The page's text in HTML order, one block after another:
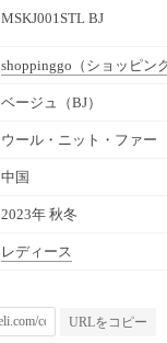
MSKJ001STL BJ
shoppinggo （ショッピン
ベージュ（BJ）
ウール・ニット・ファー
中国
2023年 秋冬
レディース
URLをコピー